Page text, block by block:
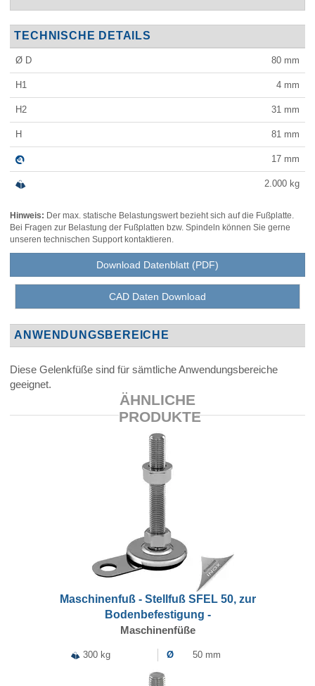
TECHNISCHE DETAILS
Ø D 80 mm
H1 4 mm
H2 31 mm
H 81 mm
17 mm
2.000 kg
Hinweis: Der max. statische Belastungswert bezieht sich auf die Fußplatte.
Bei Fragen zur Belastung der Fußplatten bzw. Spindeln können Sie gerne
unseren technischen Support kontaktieren.
Download Datenblatt (PDF)
CAD Daten Download
ANWENDUNGSBEREICHE
Diese Gelenkfüße sind für sämtliche Anwendungsbereiche
geeignet.
ÄHNLICHE
PRODUKTE
Maschinenfuß - Stellfuß SFEL 50, zur
Bodenbefestigung -
Maschinenfüße
300 kg Ø 50 mm